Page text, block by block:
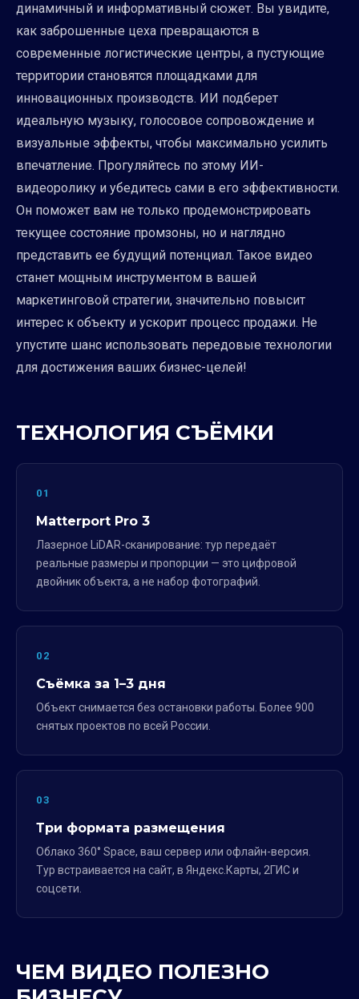
динамичный и информативный сюжет. Вы увидите,
как заброшенные цеха превращаются в
современные логистические центры, а пустующие
территории становятся площадками для
инновационных производств. ИИ подберет
идеальную музыку, голосовое сопровождение и
визуальные эффекты, чтобы максимально усилить
впечатление. Прогуляйтесь по этому ИИ-
видеоролику и убедитесь сами в его эффективности.
Он поможет вам не только продемонстрировать
текущее состояние промзоны, но и наглядно
представить ее будущий потенциал. Такое видео
станет мощным инструментом в вашей
маркетинговой стратегии, значительно повысит
интерес к объекту и ускорит процесс продажи. Не
упустите шанс использовать передовые технологии
для достижения ваших бизнес-целей!
ТЕХНОЛОГИЯ СЪЁМКИ
01
Matterport Pro 3
Лазерное LiDAR-сканирование: тур передаёт
реальные размеры и пропорции — это цифровой
двойник объекта, а не набор фотографий.
02
Съёмка за 1–3 дня
Объект снимается без остановки работы. Более 900
снятых проектов по всей России.
03
Три формата размещения
Облако 360° Space, ваш сервер или офлайн-версия.
Тур встраивается на сайт, в Яндекс.Карты, 2ГИС и
соцсети.
ЧЕМ ВИДЕО ПОЛЕЗНО